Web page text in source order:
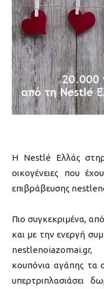
Η Nestlé Ελλάς
οικογένειες που
επιβράβευσης
Πιο συγκεκριμένα,
και με την ενεργή
κουπόνια αγάπης τα
υπερτριπλασιάσει